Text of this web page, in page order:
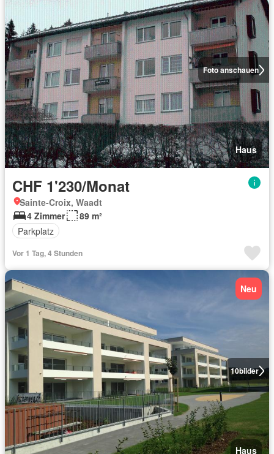
Foto anschauen
Haus
CHF 1'230/Monat
Sainte-Croix, Waadt
4 Zimmer
89 m²
Parkplatz
Vor 1 Tag, 4 Stunden
10bilder
Neu
Haus